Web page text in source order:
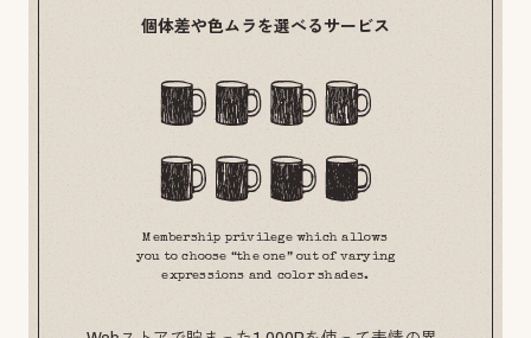
個体差や色ムラを選べるサービス
Membership privilege which allows
you to choose “the one” out of varying
expressions and color shades.